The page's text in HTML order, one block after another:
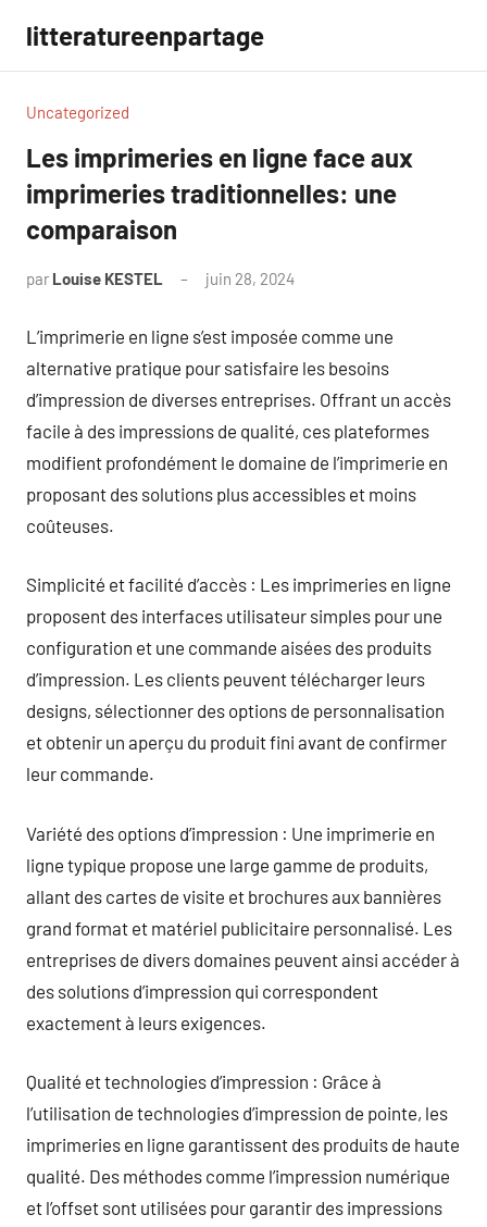
contenu
litteratureenpartage
Uncategorized
Les imprimeries en ligne face aux
imprimeries traditionnelles: une
comparaison
par Louise KESTEL juin 28, 2024
L’imprimerie en ligne s’est imposée comme une
alternative pratique pour satisfaire les besoins
d’impression de diverses entreprises. Offrant un accès
facile à des impressions de qualité, ces plateformes
modifient profondément le domaine de l’imprimerie en
proposant des solutions plus accessibles et moins
coûteuses.
Simplicité et facilité d’accès : Les imprimeries en ligne
proposent des interfaces utilisateur simples pour une
configuration et une commande aisées des produits
d’impression. Les clients peuvent télécharger leurs
designs, sélectionner des options de personnalisation
et obtenir un aperçu du produit fini avant de confirmer
leur commande.
Variété des options d’impression : Une imprimerie en
ligne typique propose une large gamme de produits,
allant des cartes de visite et brochures aux bannières
grand format et matériel publicitaire personnalisé. Les
entreprises de divers domaines peuvent ainsi accéder à
des solutions d’impression qui correspondent
exactement à leurs exigences.
Qualité et technologies d’impression : Grâce à
l’utilisation de technologies d’impression de pointe, les
imprimeries en ligne garantissent des produits de haute
qualité. Des méthodes comme l’impression numérique
et l’offset sont utilisées pour garantir des impressions